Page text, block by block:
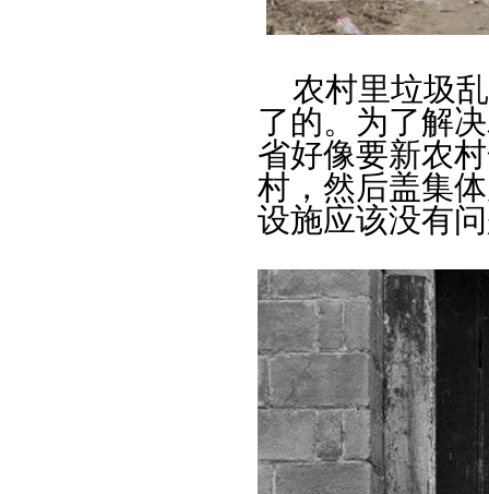
农村里垃圾乱
了的。为了解
省好像要新农
村，然后盖集
设施应该没有